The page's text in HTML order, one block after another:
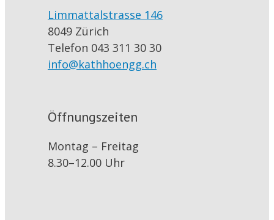
Limmattalstrasse 146
8049 Zürich
Telefon 043 311 30 30
info@kathhoengg.ch
Öffnungszeiten
Montag – Freitag
8.30–12.00 Uhr